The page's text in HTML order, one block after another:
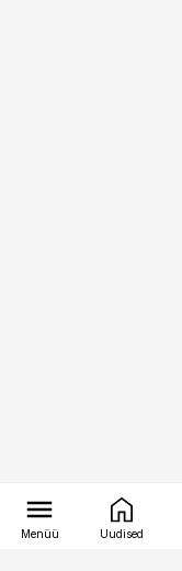
Menüü Uudised